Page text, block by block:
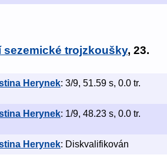
sezemické trojzkoušky, 23.
Herynek: 3/9, 51.59 s, 0.0 tr.
Herynek: 1/9, 48.23 s, 0.0 tr.
Herynek: Diskvalifikován